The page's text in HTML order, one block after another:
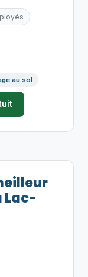
au sol
Lac-